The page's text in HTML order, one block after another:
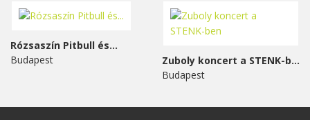
Rózsaszín Pitbull és...
Budapest
Zuboly koncert a STENK-ben
Budapest